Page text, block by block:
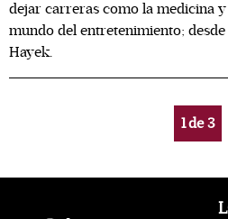
dejar carreras como la medicina
mundo del entretenimiento;
Hayek.
1de3